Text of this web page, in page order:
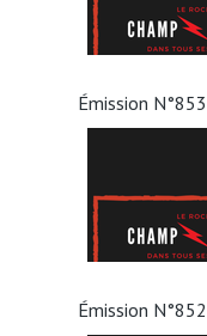
Émission
Émission